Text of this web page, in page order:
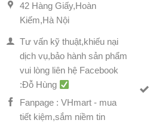
42 Hàng Giấy,Hoàn
Kiếm,Hà Nội
Tư vấn kỹ thuật,khiếu nại
dịch vụ,bảo hành sản phẩm
vui lòng liên hệ Facebook
:Đỗ Hùng
Fanpage : VHmart - mua
tiết kiệm,sắm niềm tin